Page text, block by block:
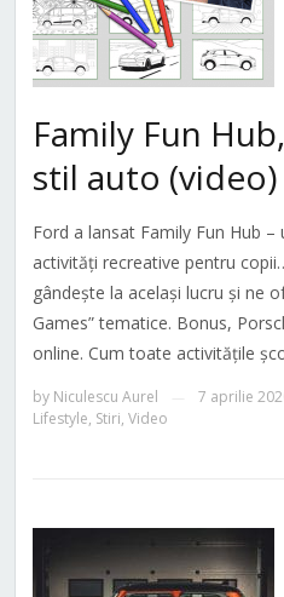
Family Fun
stil auto (video)
Ford a lansat Family Fun Hub
activități recreative pentru
gândește la același lucru și ne
Games” tematice. Bonus,
online. Cum toate activitățile
by Niculescu Aurel 7 aprilie
Lifestyle, Stiri, Video